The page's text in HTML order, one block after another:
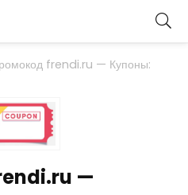
frendi.ru — Купоны:
—